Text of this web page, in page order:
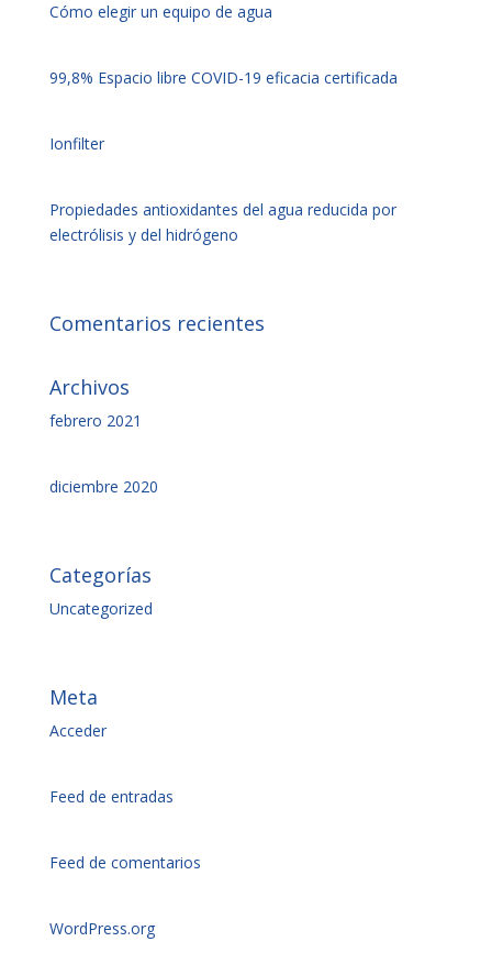
Cómo elegir un equipo de agua
99,8% Espacio libre COVID-19 eficacia certificada
Ionfilter
Propiedades antioxidantes del agua reducida por
electrólisis y del hidrógeno
Comentarios recientes
Archivos
febrero 2021
diciembre 2020
Categorías
Uncategorized
Meta
Acceder
Feed de entradas
Feed de comentarios
WordPress.org